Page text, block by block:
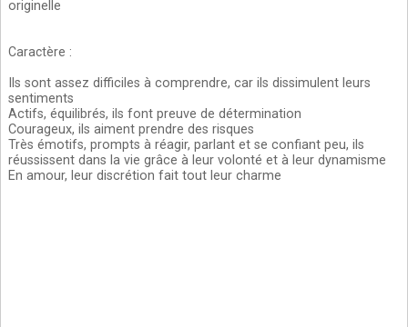
originelle
Caractère :
Ils sont assez difficiles à comprendre, car ils dissimulent leurs
sentiments
Actifs, équilibrés, ils font preuve de détermination
Courageux, ils aiment prendre des risques
Très émotifs, prompts à réagir, parlant et se confiant peu, ils
réussissent dans la vie grâce à leur volonté et à leur dynamisme
En amour, leur discrétion fait tout leur charme